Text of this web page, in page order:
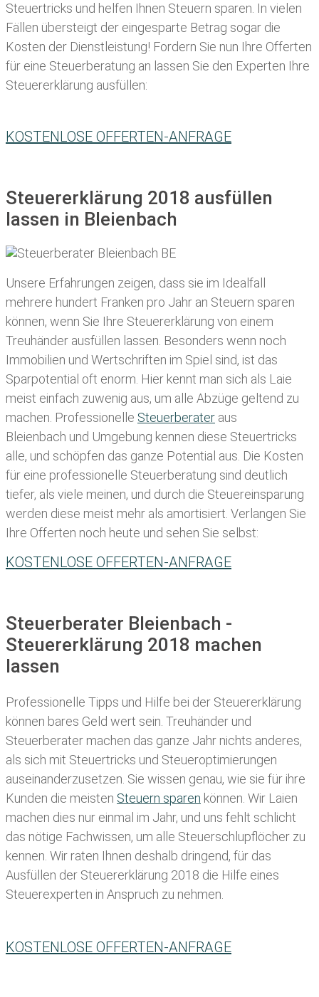
Steuertricks und helfen Ihnen Steuern sparen. In vielen
Fällen übersteigt der eingesparte Betrag sogar die
Kosten der Dienstleistung! Fordern Sie nun Ihre Offerten
für eine Steuerberatung an lassen Sie den Experten Ihre
Steuererklärung ausfüllen:
KOSTENLOSE OFFERTEN-ANFRAGE
Steuererklärung 2018 ausfüllen
lassen in Bleienbach
Unsere Erfahrungen zeigen, dass sie im Idealfall
mehrere hundert Franken pro Jahr an Steuern sparen
können, wenn Sie Ihre Steuererklärung von einem
Treuhänder ausfüllen lassen . Besonders wenn noch
Immobilien und Wertschriften im Spiel sind, ist das
Sparpotential oft enorm. Hier kennt man sich als Laie
meist einfach zuwenig aus, um alle Abzüge geltend zu
machen. Professionelle Steuerberater aus
Bleienbach und Umgebung kennen diese Steuertricks
alle, und schöpfen das ganze Potential aus. Die Kosten
für eine professionelle Steuerberatung sind deutlich
tiefer, als viele meinen, und durch die Steuereinsparung
werden diese meist mehr als amortisiert. Verlangen Sie
Ihre Offerten noch heute und sehen Sie selbst:
KOSTENLOSE OFFERTEN-ANFRAGE
Steuerberater Bleienbach -
Steuererklärung 2018 machen
lassen
Professionelle Tipps und Hilfe bei der Steuererklärung
können bares Geld wert sein. Treuhänder und
Steuerberater machen das ganze Jahr nichts anderes,
als sich mit Steuertricks und Steueroptimierungen
auseinanderzusetzen. Sie wissen genau, wie sie für ihre
Kunden die meisten Steuern sparen können. Wir Laien
machen dies nur einmal im Jahr, und uns fehlt schlicht
das nötige Fachwissen, um alle Steuerschlupflöcher zu
kennen. Wir raten Ihnen deshalb dringend, für das
Ausfüllen der Steuererklärung 2018 die Hilfe eines
Steuerexperten in Anspruch zu nehmen.
KOSTENLOSE OFFERTEN-ANFRAGE